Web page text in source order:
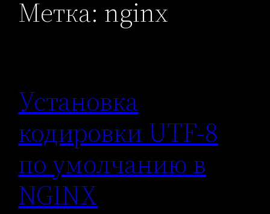
Метка: nginx
Установка
кодировки UTF-8
по умолчанию в
NGINX